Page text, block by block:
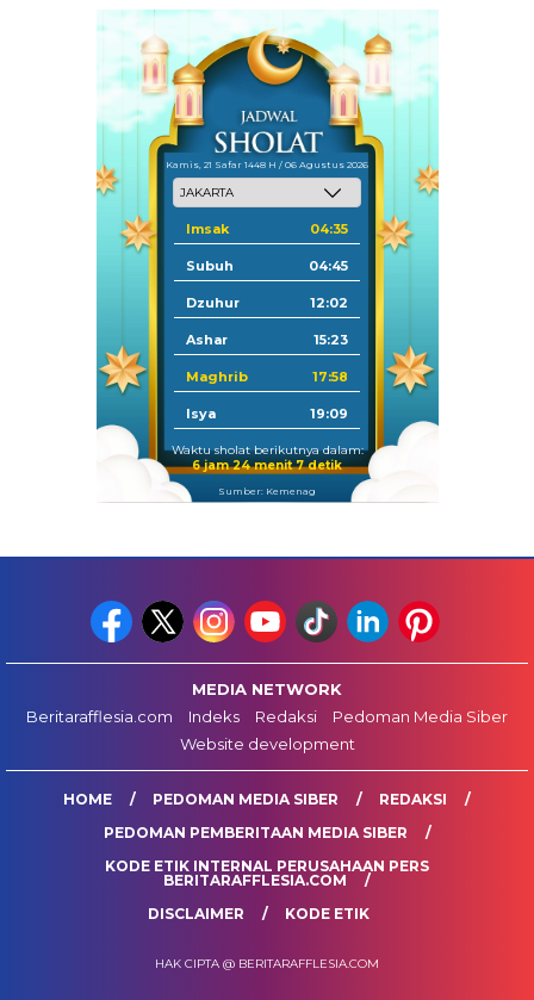
Kamis, 21 Safar 1448 H / 06 Agustus 2026
Imsak 04:35
Subuh 04:45
Dzuhur 12:02
Ashar 15:23
Maghrib 17:58
Isya 19:09
Waktu sholat berikutnya dalam:
6 jam 24 menit 6 detik
Sumber: Kemenag
MEDIA NETWORK
Beritarafflesia.com
Indeks Redaksi
Pedoman Media Siber
Website development
HOME PEDOMAN MEDIA SIBER
REDAKSI
PEDOMAN PEMBERITAAN MEDIA SIBER
KODE ETIK INTERNAL PERUSAHAAN PERS
BERITARAFFLESIA.COM
DISCLAIMER
KODE ETIK
HAK CIPTA @ BERITARAFFLESIA.COM